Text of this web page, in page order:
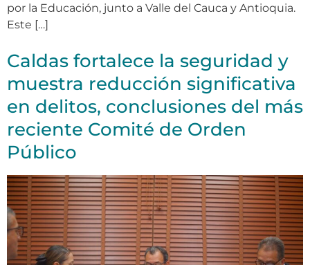
por la Educación, junto a Valle del Cauca y Antioquia.
Este […]
Caldas fortalece la seguridad y
muestra reducción significativa
en delitos, conclusiones del más
reciente Comité de Orden
Público